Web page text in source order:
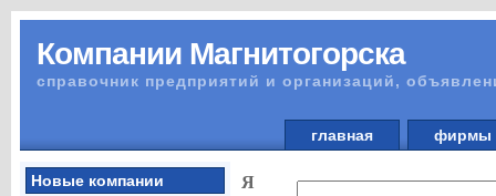
Компании Магнитогорска
справочник предприятий и организаций,
главная
Новые компании
Я